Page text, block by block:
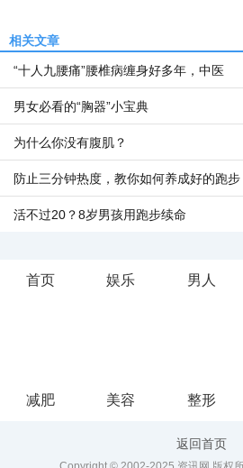
相关文章
“十人九腰痛”腰椎病缠身好多年，中医
男女必看的“胸器”小宝典
为什么你没有腹肌？
防止三分钟热度，教你如何养成好的跑步
活不过20？8岁男孩用跑步续命
首页 娱乐 男人
减肥 美容 整形
返回首页